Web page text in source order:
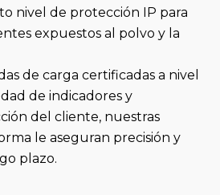
nivel de protección IP para
expuestos al polvo y la
de carga certificadas a nivel
de indicadores y
del cliente, nuestras
le aseguran precisión y
plazo.